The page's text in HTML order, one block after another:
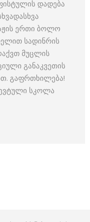
დადება
ერთი ბოლო
სადინრის
მუცლის
განაკვეთის
გაფრთხილება!
სკოლა